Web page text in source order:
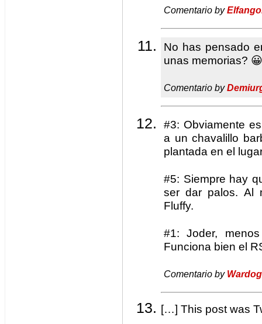
Comentario by
No has pensado
unas memorias? 😀
Comentario by
#3: Obviamente
a un chavalillo
plantada en el
#5: Siempre hay
ser dar palos. Al
Fluffy.
#1: Joder,
Funciona bien el
Comentario by Wardog
[…] This post was